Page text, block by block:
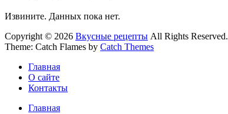
Извините. Данных пока нет.
Copyright © 2026 Вкусные рецепты All Rights Reserved.
Theme: Catch Flames by Catch Themes
Главная
О сайте
Контакты
Главная